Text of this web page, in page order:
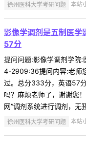
徐州医科大学考研问题 本站
影像学调剂是五制医
57分
提问问题:影像学调剂学
4-2909:36提问内容:老师
过。总分333分，英语57
吗？麻烦老师了，谢谢您
网”调剂系统进行调剂，无
徐州医科大学考研问题 本站